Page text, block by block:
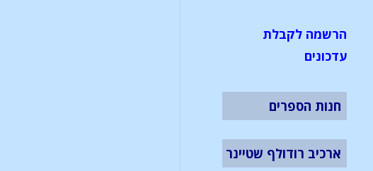
הרשמה לקבלת
עדכונים
חנות הספרים
ארכיב רודולף שטיינר